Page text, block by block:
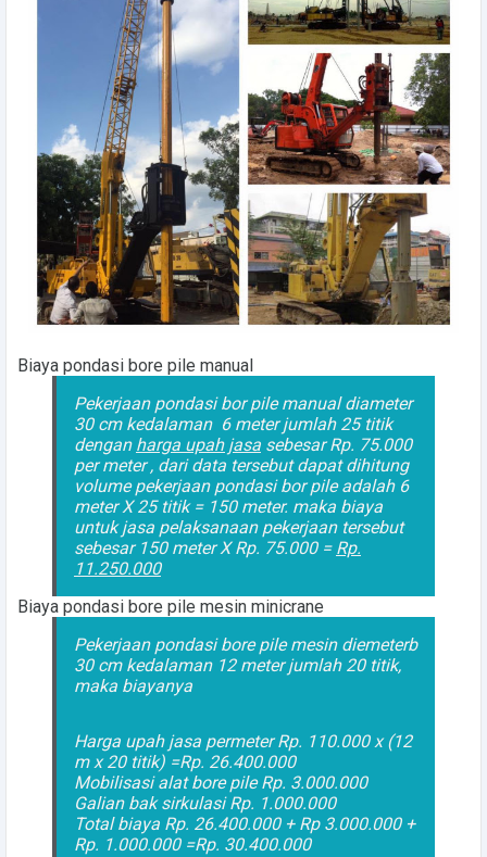
Biaya pondasi bore pile manual
Pekerjaan pondasi bor pile manual diameter
30 cm kedalaman 6 meter jumlah 25 titik
dengan harga upah jasa sebesar Rp. 75.000
per meter , dari data tersebut dapat dihitung
volume pekerjaan pondasi bor pile adalah 6
meter X 25 titik = 150 meter. maka biaya
untuk jasa pelaksanaan pekerjaan tersebut
sebesar 150 meter X Rp. 75.000 = Rp.
11.250.000
Biaya pondasi bore pile mesin minicrane
Pekerjaan pondasi bore pile mesin diemeterb
30 cm kedalaman 12 meter jumlah 20 titik,
maka biayanya
Harga upah jasa permeter Rp. 110.000 x (12
m x 20 titik) =Rp. 26.400.000
Mobilisasi alat bore pile Rp. 3.000.000
Galian bak sirkulasi Rp. 1.000.000
Total biaya Rp. 26.400.000 + Rp 3.000.000 +
Rp. 1.000.000 =Rp. 30.400.000